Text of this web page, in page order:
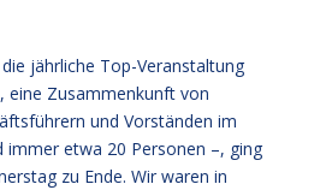
jährliche Top-Veranstaltung
eine Zusammenkunft von
und Vorständen im
immer etwa 20 Personen –, ging
zu Ende. Wir waren in